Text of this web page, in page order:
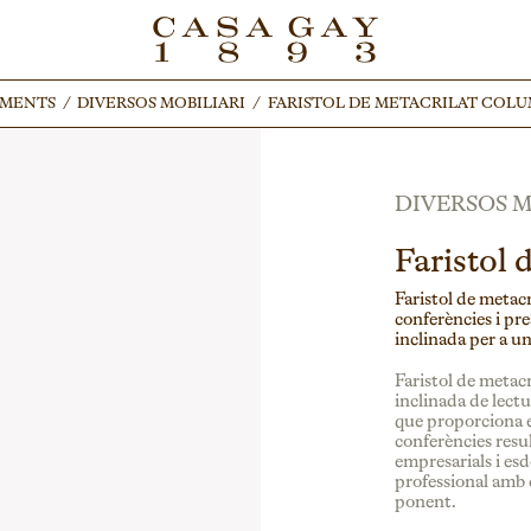
/ DIVERSOS MOBILIARI / FARISTOL DE METACRILAT
/ DIVERSOS MOBILIARI / FARISTOL DE METACRILAT
DIVERSOS
Faristol
Faristol de
conferències i
inclinada per a
Faristol de
inclinada de
que proporciona
conferències
empresarials i
professional
ponent.